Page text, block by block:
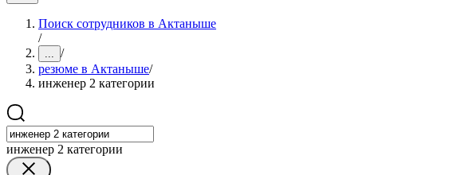
Поиск сотрудников в Актаныше
/
... /
резюме в Актаныше/
инженер 2 категории
инженер 2 категории